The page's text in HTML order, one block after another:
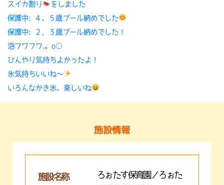
スイカ割り
をしました
保護中: ４、５歳プール納めでした
保護中: ２，３歳プール納めでした！
泡フワフワ.。o○
ひんやり気持ちよかったよ！
氷気持ちいいね〜
いろんなかき氷、楽しいね
施設情報
施設名称
ろぉたす保育園／ろぉた